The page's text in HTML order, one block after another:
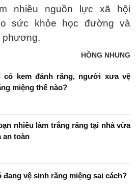
nhiều nguồn lực xã hội
sức khỏe học đường và
phương.
HỒNG NHUNG
có kem đánh răng, người xưa vệ
miệng thế nào?
nhiều làm trắng răng tại nhà vừa
an toàn
đang vệ sinh răng miệng sai cách?